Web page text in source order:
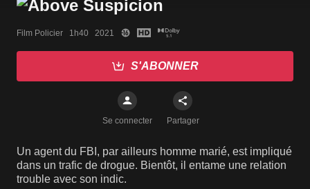
Film Policier   1h40   2021
S'ABONNER
Se connecter Partager
Un agent du FBI, par ailleurs homme marié, est impliqué
dans un trafic de drogue. Bientôt, il entame une relation
trouble avec son indic.